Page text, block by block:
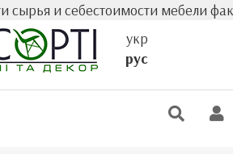
и себестоимости мебели
укр
рус